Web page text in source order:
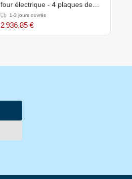
four électrique - 4 plaques de
cuisson rondes -
700x650x(h)870mm
1-3 jours ouvrés
2 936,85 €